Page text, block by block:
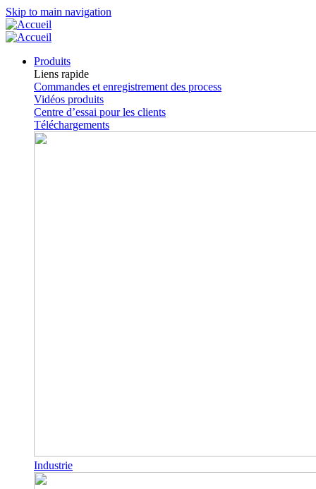
Skip to main navigation
Produits
Liens rapide
Commandes et enregistrement des process
Vidéos produits
Centre d’essai pour les clients
Téléchargements
Industrie